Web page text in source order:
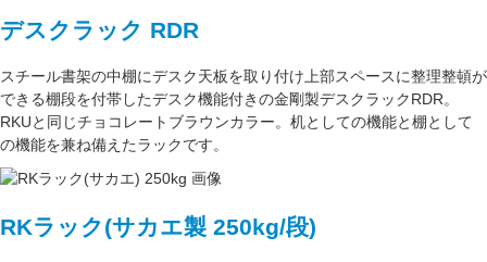
デスクラック RDR
スチール書架の中棚にデスク天板を取り付け上部スペースに整理整頓が
できる棚段を付帯したデスク機能付きの金剛製デスクラックRDR。
RKUと同じチョコレートブラウンカラー。 机としての機能と棚として
の機能を兼ね備えたラックです。
RKラック(サカエ製 250kg/段)